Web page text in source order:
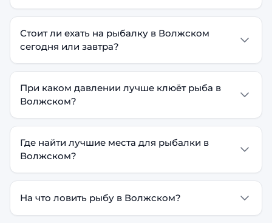
Стоит ли ехать на рыбалку в Волжском
сегодня или завтра?
При каком давлении лучше клюёт рыба в
Волжском?
Где найти лучшие места для рыбалки в
Волжском?
На что ловить рыбу в Волжском?